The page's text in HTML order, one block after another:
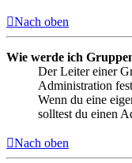
Nach oben
Wie werde ich
Der Leiter einer
Administration
Wenn du eine
solltest du einen
Nach oben